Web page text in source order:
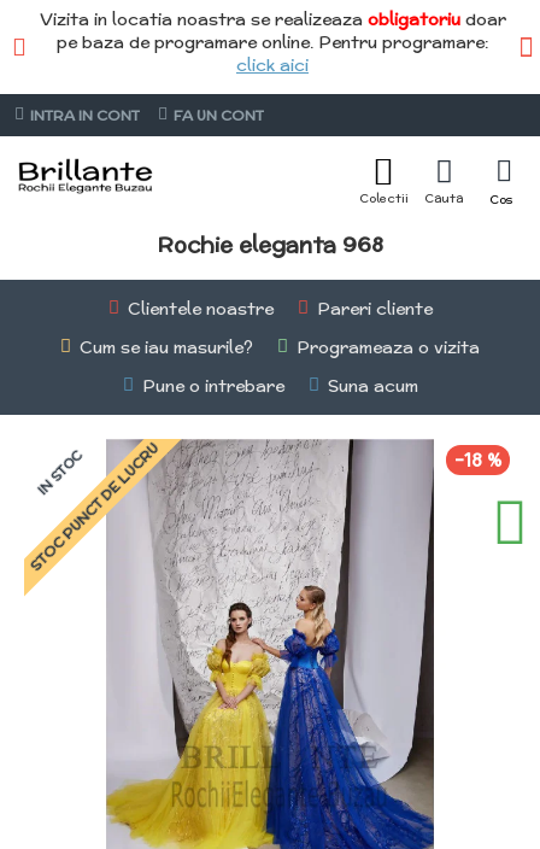
Vizita in locatia noastra se realizeaza obligatoriu doar
pe baza de programare online. Pentru programare:
click aici
INTRA IN CONT FA UN CONT
Rochie eleganta 968
Clientele noastre
Pareri cliente
Cum se iau masurile?
Programeaza o vizita
Pune o intrebare
Suna acum
IN STOC
STOC PUNCT DE LUCRU -18 %